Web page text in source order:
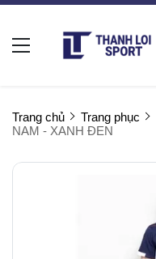
Trang chủ Trang phục
NAM - XANH ĐEN